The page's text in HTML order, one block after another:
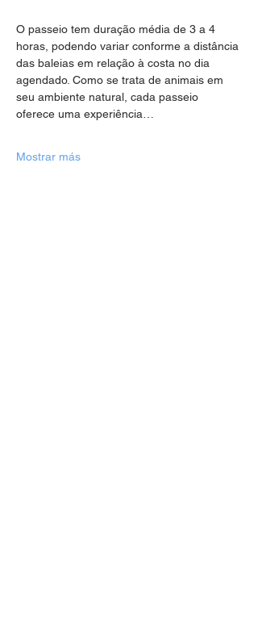
O passeio tem duração média de 3 a 4
horas, podendo variar conforme a distância
das baleias em relação à costa no dia
agendado. Como se trata de animais em
seu ambiente natural, cada passeio
oferece uma experiência…
Mostrar más